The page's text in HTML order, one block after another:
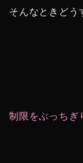
そんなときどう
制限をぶっちぎ